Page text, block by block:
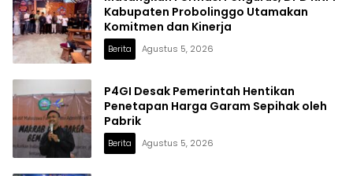
Kabupaten Probolinggo Utamakan
Komitmen dan Kinerja
Berita Agustus 5, 2026
P4GI Desak Pemerintah Hentikan
Penetapan Harga Garam Sepihak oleh
Pabrik
Berita Agustus 5, 2026